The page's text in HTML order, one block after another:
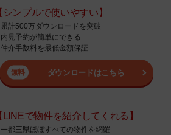
シンプルで使いやすい】
累計500万ダウンロードを突破
内見予約が簡単にできる
仲介手数料を最低金額保証
ダウンロードはこちら
LINEで物件を紹介してくれる】
一都三県ほぼすべての物件を網羅